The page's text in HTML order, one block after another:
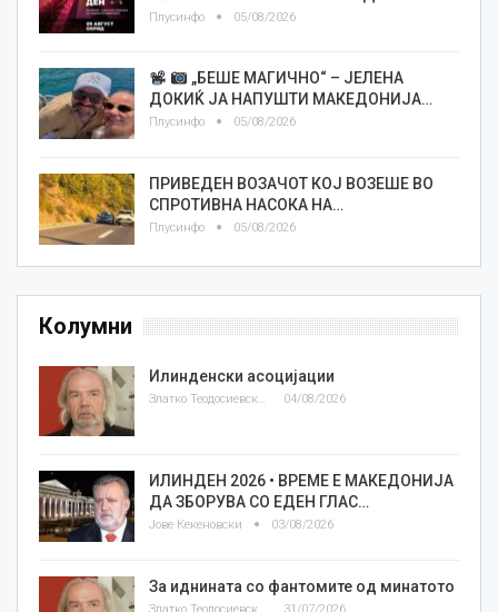
Плусинфо 05/08/2026
„БЕШЕ МАГИЧНО“ – ЈЕЛЕНА
ДОКИЌ ЈА НАПУШТИ МАКЕДОНИЈА…
Плусинфо 05/08/2026
ПРИВЕДЕН ВОЗАЧОТ КОЈ ВОЗЕШЕ ВО
СПРОТИВНА НАСОКА НА…
Плусинфо 05/08/2026
Колумни
Илинденски асоцијации
04/08/2026
ИЛИНДЕН 2026 • ВРЕМЕ Е МАКЕДОНИЈА
ДА ЗБОРУВА СО ЕДЕН ГЛАС…
Јове Кекеновски 03/08/2026
За иднината со фантомите од минатото
31/07/2026